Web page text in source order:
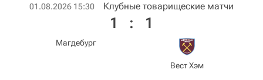
01.08.2026 15:30 Клубные товарищеские матчи
Магдебург
1 : 1
Вест Хэм